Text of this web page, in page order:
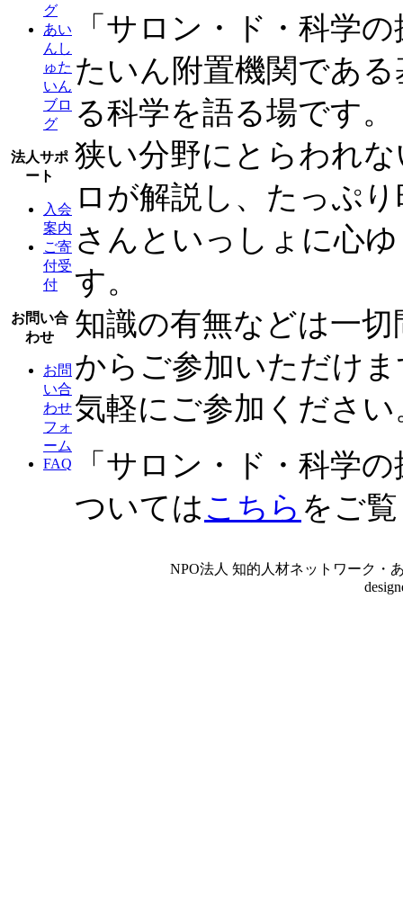
グ
あい
んし
ゅた
いん
ブロ
グ
法人サポ
ート
入会
案内
ご寄
付受
付
お問い合
わせ
お問
い合
わせ
フォ
ーム
FAQ
「サロン・ド・科学
たいん附置機関であ
る科学を語る場です。
狭い分野にとらわれ
ロが解説し、たっぷ
さんといっしょに心
す。
知識の有無などは一
からご参加いただけ
気軽にご参加ください
「サロン・ド・科学
ついてはこちら をご
NPO法人 知的人材ネットワーク・